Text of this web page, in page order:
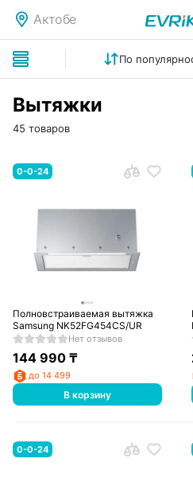
Актобе
По
Вытяжки
45 товаров
0-0-24
Полновстраиваемая вытяжка
Samsung NK52FG454CS/UR
Нет отзывов
144 990₸
до 14 499
В корзину
0-0-24